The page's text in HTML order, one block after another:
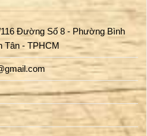
116 Đường Số 8 - Phường Bình
Tân - TPHCM